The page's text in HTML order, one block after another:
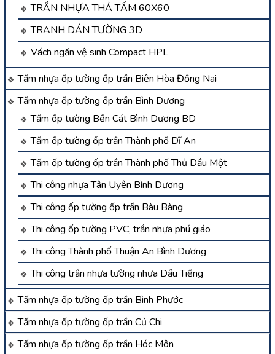
TRẦN NHỰA THẢ TẤM 60X60
TRANH DÁN TƯỜNG 3D
Vách ngăn vệ sinh Compact HPL
Tấm nhựa ốp tường ốp trần Biên Hòa Đồng Nai
Tấm nhựa ốp tường ốp trần Bình Dương
Tấm ốp tường Bến Cát Bình Dương BD
Tấm ốp tường ốp trần Thành phố Dĩ An
Tấm ốp tường ốp trần Thành phố Thủ Dầu Một
Thi công nhựa Tân Uyên Bình Dương
Thi công ốp tường ốp trần Bàu Bàng
Thi công ốp tường PVC, trần nhựa phú giáo
Thi công Thành phố Thuận An Bình Dương
Thi công trần nhựa tường nhựa Dầu Tiếng
Tấm nhựa ốp tường ốp trần Bình Phước
Tấm nhựa ốp tường ốp trần Củ Chi
Tấm nhựa ốp tường ốp trần Hóc Môn